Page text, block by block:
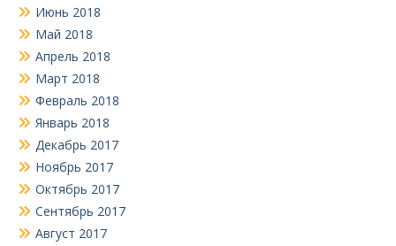
Июнь 2018
Май 2018
Апрель 2018
Март 2018
Февраль 2018
Январь 2018
Декабрь 2017
Ноябрь 2017
Октябрь 2017
Сентябрь 2017
Август 2017